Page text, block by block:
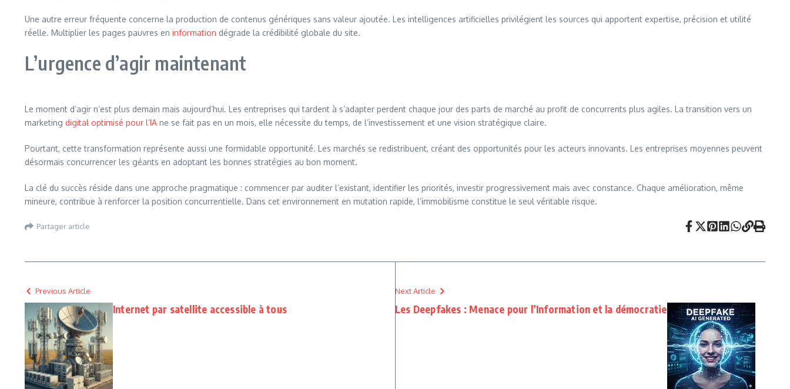
Une autre erreur fréquente concerne la production de contenus génériques sans valeur ajoutée. Les intelligences artificielles privilégient les sources qui apportent expertise, précision et utilité
réelle. Multiplier les pages pauvres en information dégrade la crédibilité globale du site.
L’urgence d’agir maintenant
Le moment d’agir n’est plus demain mais aujourd’hui. Les entreprises qui tardent à s’adapter perdent chaque jour des parts de marché au profit de concurrents plus agiles. La transition vers un
marketing digital optimisé pour l’IA ne se fait pas en un mois, elle nécessite du temps, de l’investissement et une vision stratégique claire.
Pourtant, cette transformation représente aussi une formidable opportunité. Les marchés se redistribuent, créant des opportunités pour les acteurs innovants. Les entreprises moyennes peuvent
désormais concurrencer les géants en adoptant les bonnes stratégies au bon moment.
La clé du succès réside dans une approche pragmatique : commencer par auditer l’existant, identifier les priorités, investir progressivement mais avec constance. Chaque amélioration, même
mineure, contribue à renforcer la position concurrentielle. Dans cet environnement en mutation rapide, l’immobilisme constitue le seul véritable risque.
Partager article
Previous Article
Internet par satellite accessible à tous
Next Article
Les Deepfakes : Menace pour l’Information et la démocratie